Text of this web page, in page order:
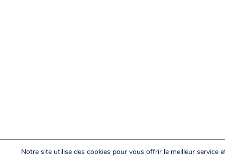
Notre site utilise des cookies pour vous offrir le meilleur service